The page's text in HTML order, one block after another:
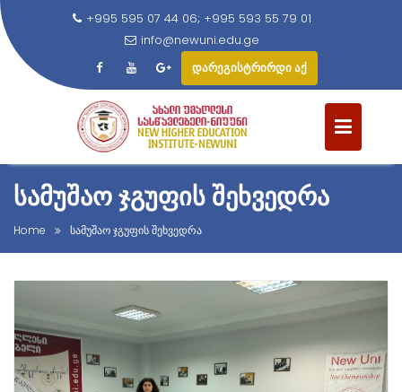
p
o
+995 595 07 44 06; +995 593 55 79 01
info@newuni.edu.ge
დარეგისტრირდი აქ
ᲡᲐᲛᲣᲨᲐᲝ ᲯᲒᲣᲤᲘᲡ ᲨᲔᲮᲕᲔᲓᲠᲐ
Home სამუშაო ჯგუფის შეხვედრა